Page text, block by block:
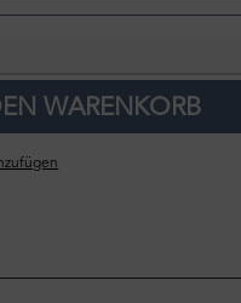
WARENKORB